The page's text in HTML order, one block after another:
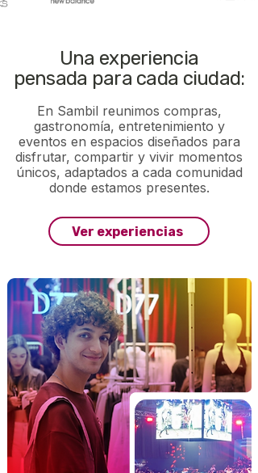
Una experiencia
pensada para cada ciudad:
En Sambil reunimos compras,
gastronomía, entretenimiento y
eventos en espacios diseñados para
disfrutar, compartir y vivir momentos
únicos, adaptados a cada comunidad
donde estamos presentes.
Ver experiencias